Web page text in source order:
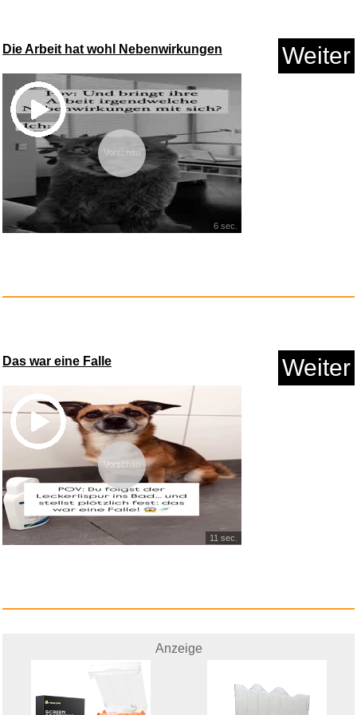
LED -Tasten, 100 mm, groß...
Cosmopolitanism, Identity and ...
miniLÜK: Kontrollgerä...
Die Arbeit hat wohl Nebenwirkungen Weiter
Vorschau
6 sec.
Das war eine Falle Weiter
Vorschau
11 sec.
Anzeige